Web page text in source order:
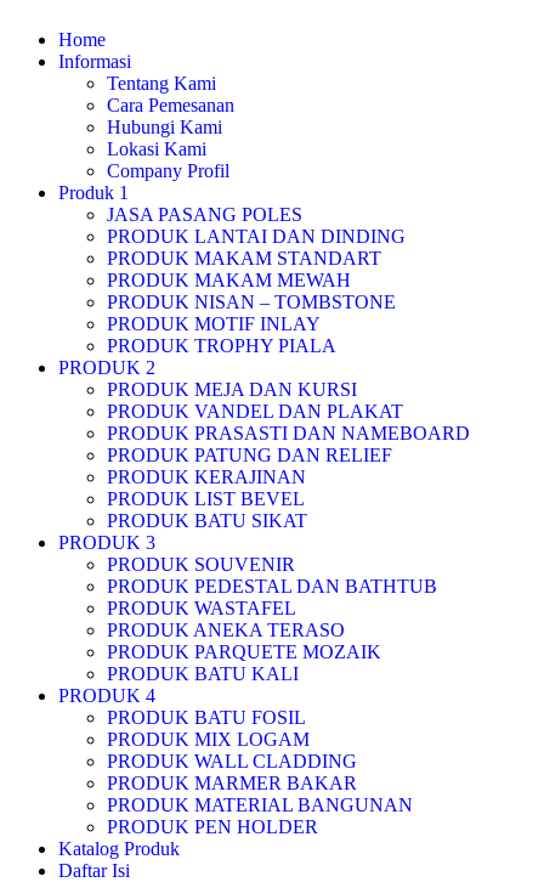
Home
Informasi
Tentang Kami
Cara Pemesanan
Hubungi Kami
Lokasi Kami
Company Profil
Produk 1
JASA PASANG POLES
PRODUK LANTAI DAN DINDING
PRODUK MAKAM STANDART
PRODUK MAKAM MEWAH
PRODUK NISAN – TOMBSTONE
PRODUK MOTIF INLAY
PRODUK TROPHY PIALA
PRODUK 2
PRODUK MEJA DAN KURSI
PRODUK VANDEL DAN PLAKAT
PRODUK PRASASTI DAN NAMEBOARD
PRODUK PATUNG DAN RELIEF
PRODUK KERAJINAN
PRODUK LIST BEVEL
PRODUK BATU SIKAT
PRODUK 3
PRODUK SOUVENIR
PRODUK PEDESTAL DAN BATHTUB
PRODUK WASTAFEL
PRODUK ANEKA TERASO
PRODUK PARQUETE MOZAIK
PRODUK BATU KALI
PRODUK 4
PRODUK BATU FOSIL
PRODUK MIX LOGAM
PRODUK WALL CLADDING
PRODUK MARMER BAKAR
PRODUK MATERIAL BANGUNAN
PRODUK PEN HOLDER
Katalog Produk
Daftar Isi